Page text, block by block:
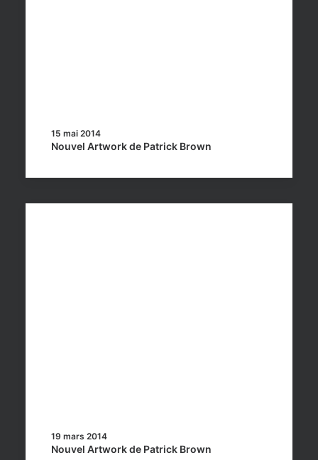
15 mai 2014
Nouvel Artwork de Patrick Brown
19 mars 2014
Nouvel Artwork de Patrick Brown